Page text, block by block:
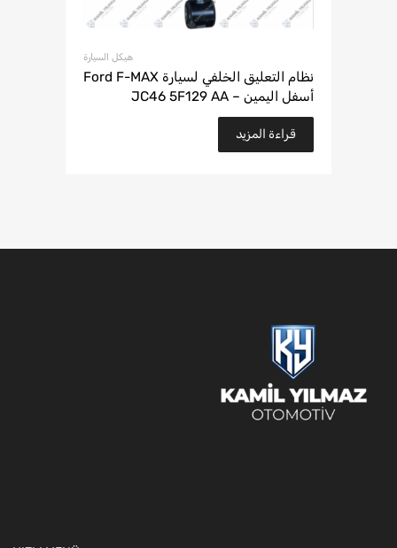
هيكل السيارة
نظام التعليق الخلفي لسيارة Ford F-MAX
أسفل اليمين – JC46 5F129 AA
قراءة المزيد